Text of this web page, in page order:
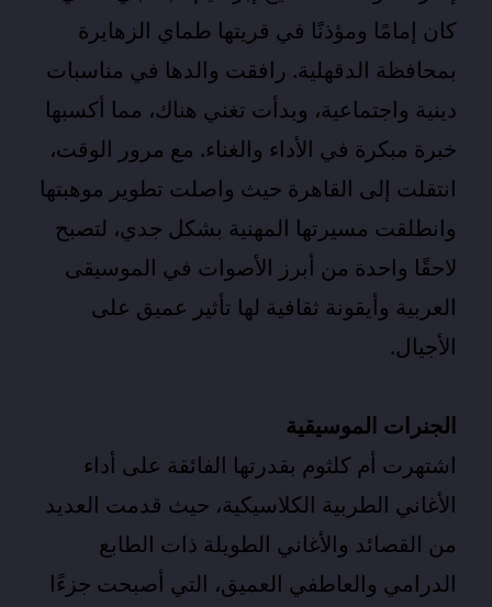
كان إمامًا ومؤذنًا في قريتها طماي الزهايرة
بمحافظة الدقهلية. رافقت والدها في مناسبات
دينية واجتماعية، وبدأت تغني هناك، مما أكسبها
خبرة مبكرة في الأداء والغناء. مع مرور الوقت،
انتقلت إلى القاهرة حيث واصلت تطوير موهبتها
وانطلقت مسيرتها المهنية بشكل جدي، لتصبح
لاحقًا واحدة من أبرز الأصوات في الموسيقى
العربية وأيقونة ثقافية لها تأثير عميق على
الأجيال.
الجنرات الموسيقية
اشتهرت أم كلثوم بقدرتها الفائقة على أداء
الأغاني الطربية الكلاسيكية، حيث قدمت العديد
من القصائد والأغاني الطويلة ذات الطابع
الدرامي والعاطفي العميق، التي أصبحت جزءًا